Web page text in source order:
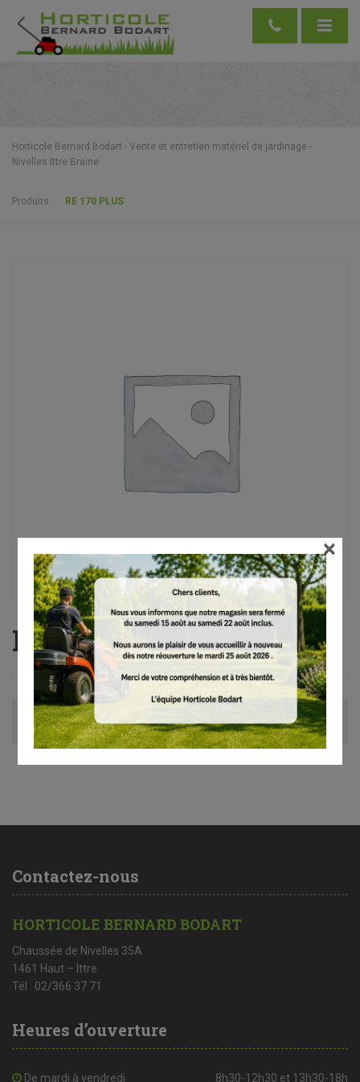
Horticole Bernard Bodart - Vente et entretien matériel de jardinage -
Nivelles Ittre Braine
Produits RE 170 PLUS
RE 170 PLUS
Avis (0)
Contactez-nous
HORTICOLE BERNARD BODART
Chaussée de Nivelles 35A
1461 Haut – Ittre
Tél : 02/366 37 71
Heures d’ouverture
De mardi à vendredi 8h30-12h30 et 13h30-18h
×